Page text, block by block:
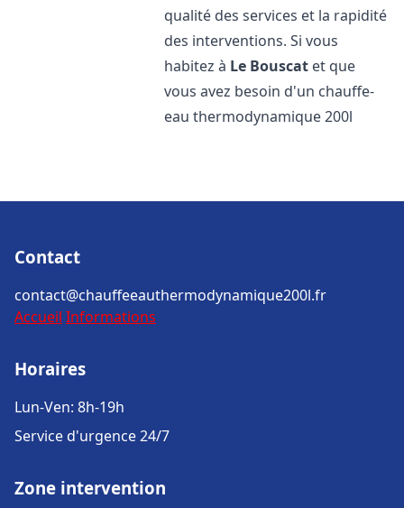
qualité des services et la rapidité
des interventions. Si vous
habitez à Le Bouscat et que
vous avez besoin d'un chauffe-
eau thermodynamique 200l
Contact
contact@chauffeeauthermodynamique200l.fr
Accueil Informations
Horaires
Lun-Ven: 8h-19h
Service d'urgence 24/7
Zone intervention